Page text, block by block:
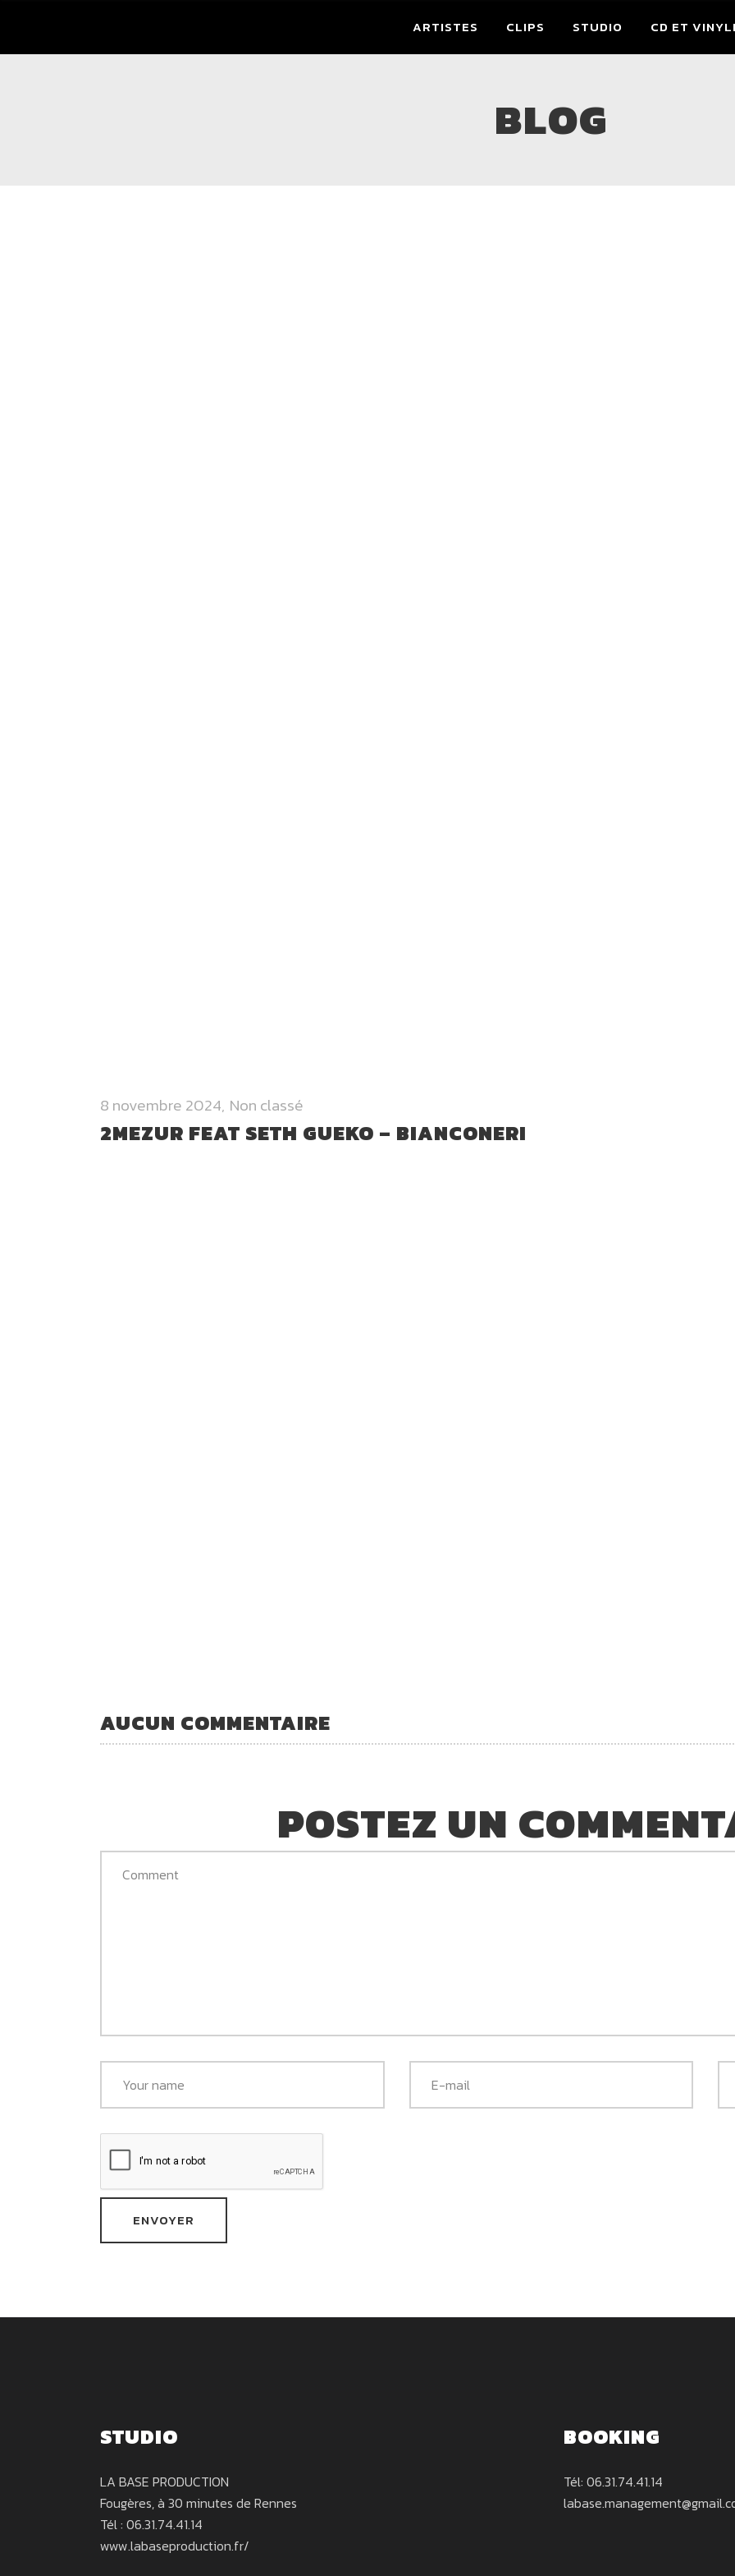
ARTISTES CLIPS STUDIO CD ET
BLOG
8 novembre 2024 Non classé
2MEZUR FEAT SETH GUEKO – BIANCONERI
AUCUN COMMENTAIRE
POSTEZ UN
STUDIO
LA BASE PRODUCTION
Fougères, à 30 minutes de Rennes
Tél : 06.31.74.41.14
www.labaseproduction.fr/
BOOKING
Tél: 06.31.74.41.14